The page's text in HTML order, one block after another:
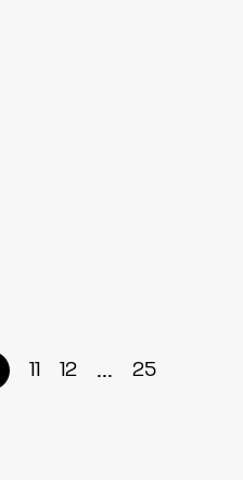
11 12 ... 25